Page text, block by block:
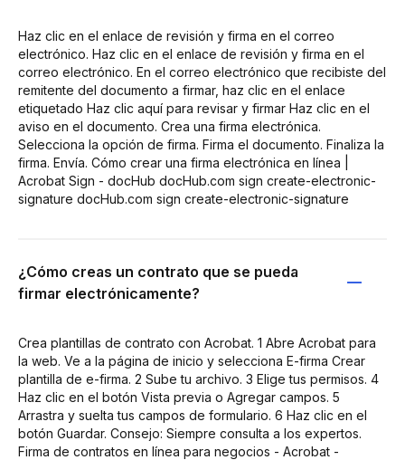
Haz clic en el enlace de revisión y firma en el correo
electrónico. Haz clic en el enlace de revisión y firma en el
correo electrónico. En el correo electrónico que recibiste del
remitente del documento a firmar, haz clic en el enlace
etiquetado Haz clic aquí para revisar y firmar Haz clic en el
aviso en el documento. Crea una firma electrónica.
Selecciona la opción de firma. Firma el documento. Finaliza la
firma. Envía. Cómo crear una firma electrónica en línea |
Acrobat Sign - docHub docHub.com sign create-electronic-
signature docHub.com sign create-electronic-signature
¿Cómo creas un contrato que se pueda
firmar electrónicamente?
Crea plantillas de contrato con Acrobat. 1 Abre Acrobat para
la web. Ve a la página de inicio y selecciona E-firma Crear
plantilla de e-firma. 2 Sube tu archivo. 3 Elige tus permisos. 4
Haz clic en el botón Vista previa o Agregar campos. 5
Arrastra y suelta tus campos de formulario. 6 Haz clic en el
botón Guardar. Consejo: Siempre consulta a los expertos.
Firma de contratos en línea para negocios - Acrobat -